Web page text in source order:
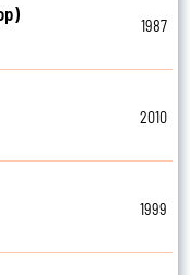
1987
2010
1999